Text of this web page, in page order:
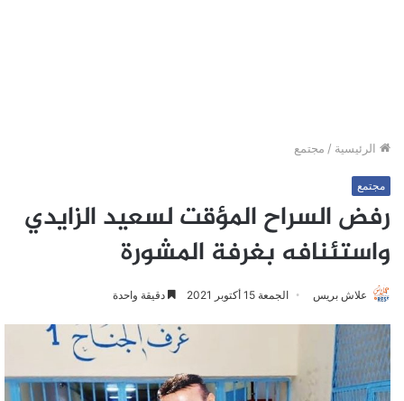
الرئيسية / مجتمع
مجتمع
رفض السراح المؤقت لسعيد الزايدي
واستئنافه بغرفة المشورة
علاش بريس الجمعة 15 أكتوبر 2021 دقيقة واحدة